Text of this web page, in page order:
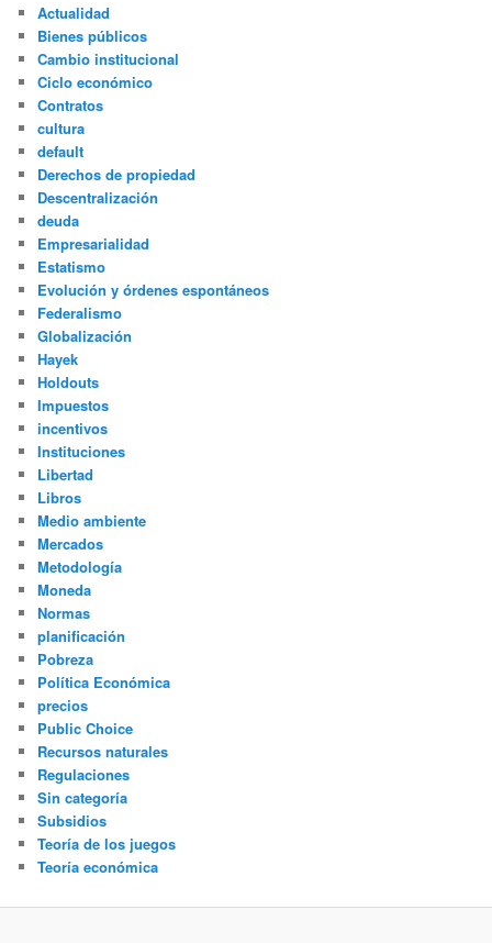
Actualidad
Bienes públicos
Cambio institucional
Ciclo económico
Contratos
cultura
default
Derechos de propiedad
Descentralización
deuda
Empresarialidad
Estatismo
Evolución y órdenes espontáneos
Federalismo
Globalización
Hayek
Holdouts
Impuestos
incentivos
Instituciones
Libertad
Libros
Medio ambiente
Mercados
Metodología
Moneda
Normas
planificación
Pobreza
Política Económica
precios
Public Choice
Recursos naturales
Regulaciones
Sin categoría
Subsidios
Teoría de los juegos
Teoría económica